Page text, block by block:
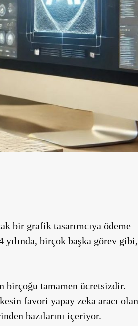
bir grafik tasarımcıya ödeme
yılında, birçok başka görev gibi,
birçoğu tamamen ücretsizdir.
favori yapay zeka aracı olan
bazılarını içeriyor.